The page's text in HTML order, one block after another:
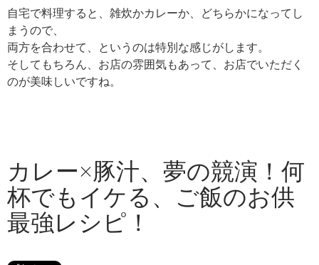
自宅で料理すると、雑炊かカレーか、どちらかになってし
まうので、
両方を合わせて、というのは特別な感じがします。
そしてもちろん、お店の雰囲気もあって、お店でいただく
のが美味しいですね。
カレー×豚汁、夢の競演！何
杯でもイケる、ご飯のお供
最強レシピ！